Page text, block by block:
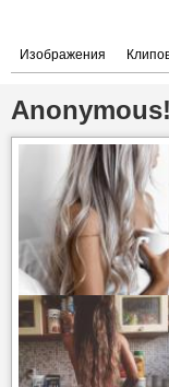
Изображения